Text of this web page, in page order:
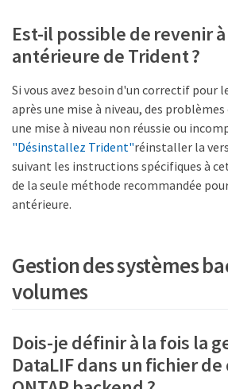
Est-il possible de revenir
antérieure de Trident ?
Si vous avez besoin d'un correctif pour
après une mise à niveau, des problèmes
une mise à niveau non réussie ou
"Désinstallez Trident"réinstaller la
suivant les instructions spécifiques à
de la seule méthode recommandée
antérieure.
Gestion des systèmes
volumes
Dois-je définir à la fois la
DataLIF dans un fichier